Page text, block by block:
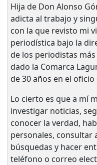
Hija de Don Alonso
adicta al trabajo y
con la que revisto mi
periodística bajo la
de los periodistas
dado la Comarca
de 30 años en el
Lo cierto es que a mí
investigar noticias,
conocer la verdad,
personales, consultar
búsquedas y hacer
teléfono o correo